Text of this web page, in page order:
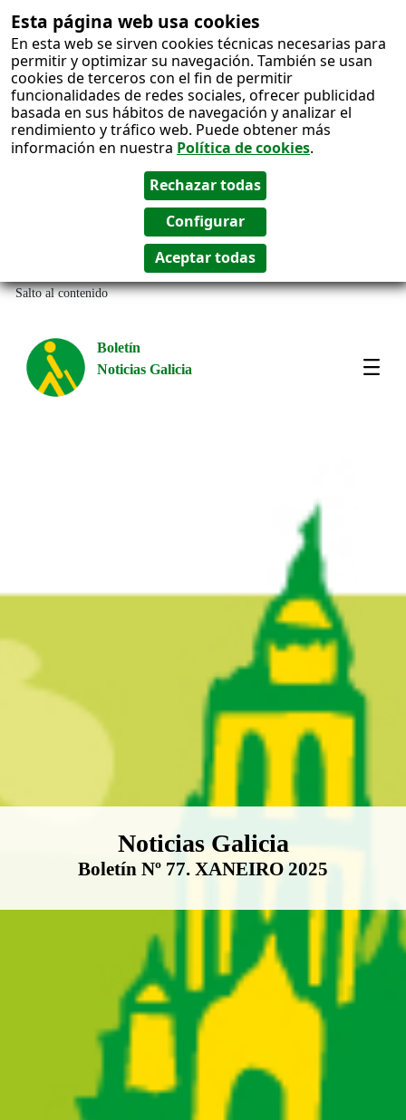
Esta página web usa cookies
En esta web se sirven cookies técnicas necesarias para
permitir y optimizar su navegación. También se usan
cookies de terceros con el fin de permitir
funcionalidades de redes sociales, ofrecer publicidad
basada en sus hábitos de navegación y analizar el
rendimiento y tráfico web. Puede obtener más
información en nuestra Política de cookies.
Salto al contenido
Boletín
Noticias Galicia
Boletín Noticias Galicia
Noticias Galicia
Boletín Nº 77. XANEIRO 2025